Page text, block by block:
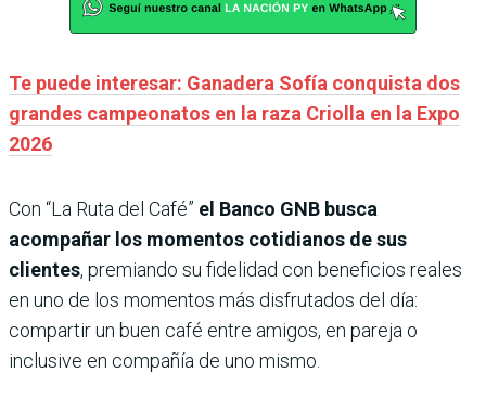
Te puede interesar: Ganadera Sofía conquista dos
grandes campeonatos en la raza Criolla en la Expo
2026
Con “La Ruta del Café” el Banco GNB busca
acompañar los momentos cotidianos de sus
clientes, premiando su fidelidad con beneficios reales
en uno de los momentos más disfrutados del día:
compartir un buen café entre amigos, en pareja o
inclusive en compañía de uno mismo.